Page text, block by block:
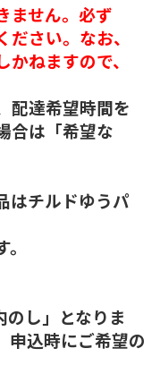
ません。必ず
ださい。なお、
ねますので、
配達希望時間を
合は「希望な
はチルドゆうパ
し」となりま
申込時にご希望の